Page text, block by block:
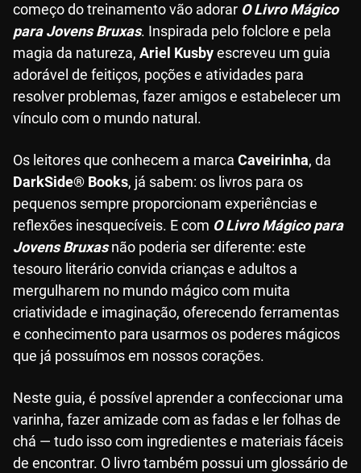
começo do treinamento vão adorar O Livro Mágico
para Jovens Bruxas. Inspirada pelo folclore e pela
magia da natureza, Ariel Kusbyescreveu um guia
adorável de feitiços, poções e atividades para
resolver problemas, fazer amigos e estabelecer um
vínculo com o mundo natural.
Os leitores que conhecem a marca Caveirinha, da
DarkSide® Books, já sabem: os livros para os
pequenos sempre proporcionam experiências e
reflexões inesquecíveis. E com O Livro Mágico para
Jovens Bruxasnão poderia ser diferente: este
tesouro literário convida crianças e adultos a
mergulharem no mundo mágico com muita
criatividade e imaginação, oferecendo ferramentas
e conhecimento para usarmos os poderes mágicos
que já possuímos em nossos corações.
Neste guia, é possível aprender a confeccionar uma
varinha, fazer amizade com as fadas e ler folhas de
chá — tudo isso com ingredientes e materiais fáceis
de encontrar. O livro também possui um glossário de